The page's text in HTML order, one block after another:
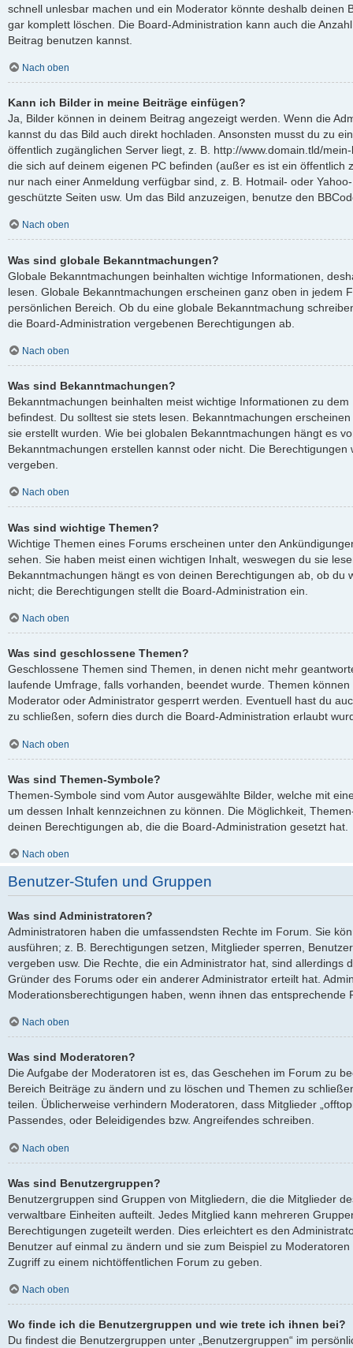
schnell unlesbar machen und ein Moderator könnte deshalb deinen
gar komplett löschen. Die Board-Administration kann auch die
Beitrag benutzen kannst.
Nach oben
Kann ich Bilder in meine Beiträge einfügen?
Ja, Bilder können in deinem Beitrag angezeigt werden. Wenn die
kannst du das Bild auch direkt hochladen. Ansonsten musst du zu
öffentlich zugänglichen Server liegt, z. B. http://www.domain.tld/
die sich auf deinem eigenen PC befinden (außer es ist ein öffentlich
nur nach einer Anmeldung verfügbar sind, z. B. Hotmail- oder
geschützte Seiten usw. Um das Bild anzuzeigen, benutze den
Nach oben
Was sind globale Bekanntmachungen?
Globale Bekanntmachungen beinhalten wichtige Informationen,
lesen. Globale Bekanntmachungen erscheinen ganz oben in jedem
persönlichen Bereich. Ob du eine globale Bekanntmachung
die Board-Administration vergebenen Berechtigungen ab.
Nach oben
Was sind Bekanntmachungen?
Bekanntmachungen beinhalten meist wichtige Informationen zu
befindest. Du solltest sie stets lesen. Bekanntmachungen
sie erstellt wurden. Wie bei globalen Bekanntmachungen hängt es
Bekanntmachungen erstellen kannst oder nicht. Die
vergeben.
Nach oben
Was sind wichtige Themen?
Wichtige Themen eines Forums erscheinen unter den
sehen. Sie haben meist einen wichtigen Inhalt, weswegen du sie
Bekanntmachungen hängt es von deinen Berechtigungen ab, ob du
nicht; die Berechtigungen stellt die Board-Administration ein.
Nach oben
Was sind geschlossene Themen?
Geschlossene Themen sind Themen, in denen nicht mehr
laufende Umfrage, falls vorhanden, beendet wurde. Themen
Moderator oder Administrator gesperrt werden. Eventuell hast du
zu schließen, sofern dies durch die Board-Administration erlaubt
Nach oben
Was sind Themen-Symbole?
Themen-Symbole sind vom Autor ausgewählte Bilder, welche mit
um dessen Inhalt kennzeichnen zu können. Die Möglichkeit,
deinen Berechtigungen ab, die die Board-Administration gesetzt hat.
Nach oben
Benutzer-Stufen und Gruppen
Was sind Administratoren?
Administratoren haben die umfassendsten Rechte im Forum. Sie
ausführen; z. B. Berechtigungen setzen, Mitglieder sperren,
vergeben usw. Die Rechte, die ein Administrator hat, sind allerdings
Gründer des Forums oder ein anderer Administrator erteilt hat.
Moderationsberechtigungen haben, wenn ihnen das entsprechende
Nach oben
Was sind Moderatoren?
Die Aufgabe der Moderatoren ist es, das Geschehen im Forum zu
Bereich Beiträge zu ändern und zu löschen und Themen zu
teilen. Üblicherweise verhindern Moderatoren, dass Mitglieder
Passendes, oder Beleidigendes bzw. Angreifendes schreiben.
Nach oben
Was sind Benutzergruppen?
Benutzergruppen sind Gruppen von Mitgliedern, die die Mitglieder
verwaltbare Einheiten aufteilt. Jedes Mitglied kann mehreren
Berechtigungen zugeteilt werden. Dies erleichtert es den
Benutzer auf einmal zu ändern und sie zum Beispiel zu
Zugriff zu einem nichtöffentlichen Forum zu geben.
Nach oben
Wo finde ich die Benutzergruppen und wie trete ich ihnen bei?
Du findest die Benutzergruppen unter „Benutzergruppen“ im